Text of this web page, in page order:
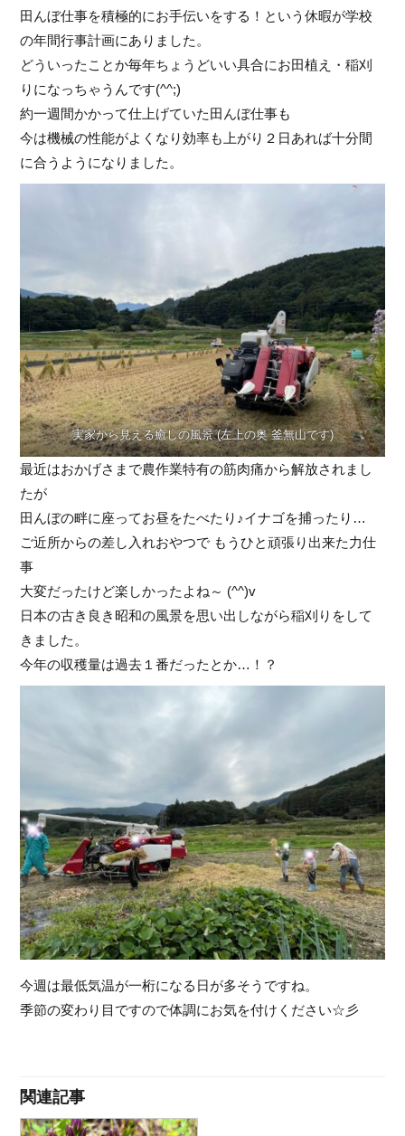
田んぼ仕事を積極的にお手伝いをする！という休暇が学校
の年間行事計画にありました。
どういったことか毎年ちょうどいい具合にお田植え・稲刈
りになっちゃうんです(^^;)
約一週間かかって仕上げていた田んぼ仕事も
今は機械の性能がよくなり効率も上がり２日あれば十分間
に合うようになりました。
実家から見える癒しの風景 (左上の奥 釜無山です)
最近はおかげさまで農作業特有の筋肉痛から解放されまし
たが
田んぼの畔に座ってお昼をたべたり♪イナゴを捕ったり…
ご近所からの差し入れおやつで もうひと頑張り出来た力仕
事
大変だったけど楽しかったよね～ (^^)v
日本の古き良き昭和の風景を思い出しながら稲刈りをして
きました。
今年の収穫量は過去１番だったとか…！？
今週は最低気温が一桁になる日が多そうですね。
季節の変わり目ですので体調にお気を付けください☆彡
関連記事